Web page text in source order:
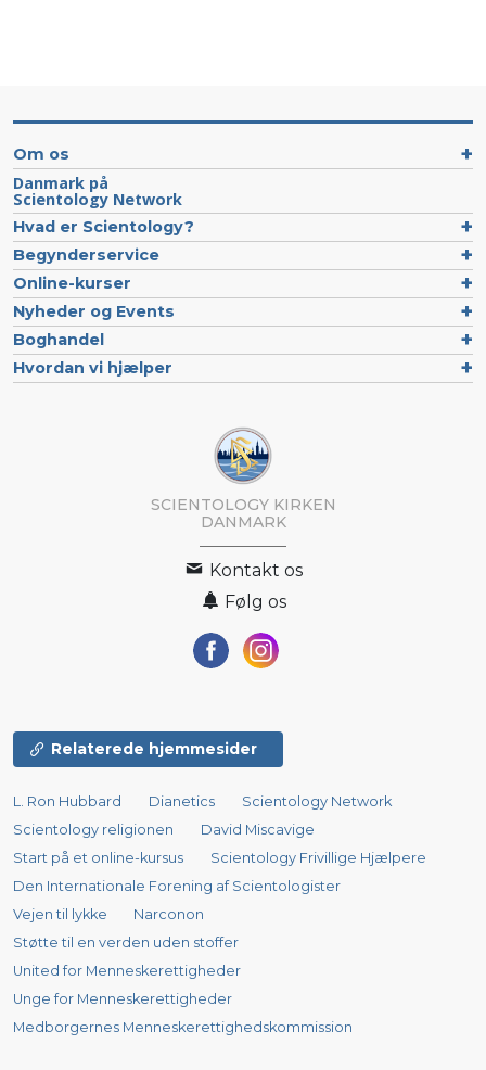
Om os
Danmark på
Scientology Network
Hvad er Scientology?
Begynderservice
Online-kurser
Nyheder og Events
Boghandel
Hvordan vi hjælper
SCIENTOLOGY KIRKEN
DANMARK
Kontakt os
Følg os
Relaterede hjemmesider
L. Ron Hubbard Dianetics
Scientology Network
Scientology religionen
David Miscavige
Start på et online-kursus
Scientology Frivillige Hjælpere
Den Internationale Forening af Scientologister
Vejen til lykke
Narconon
Støtte til en verden uden stoffer
United for Menneskerettigheder
Unge for Menneskerettigheder
Medborgernes Menneskerettigheds­kommission